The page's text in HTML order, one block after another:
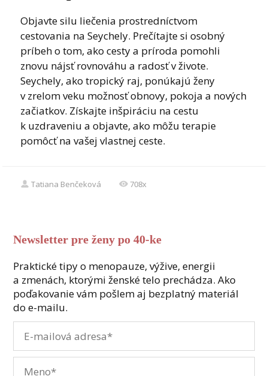
Objavte silu liečenia prostredníctvom
cestovania na Seychely. Prečítajte si osobný
príbeh o tom, ako cesty a príroda pomohli
znovu nájsť rovnováhu a radosť v živote.
Seychely, ako tropický raj, ponúkajú ženy
v zrelom veku možnosť obnovy, pokoja a nových
začiatkov. Získajte inšpiráciu na cestu
k uzdraveniu a objavte, ako môžu terapie
pomôcť na vašej vlastnej ceste.
Tatiana Benčeková 708x
Newsletter pre ženy po 40-ke
Praktické tipy o menopauze, výžive, energii
a zmenách, ktorými ženské telo prechádza. Ako
poďakovanie vám pošlem aj bezplatný materiál
do e-mailu.